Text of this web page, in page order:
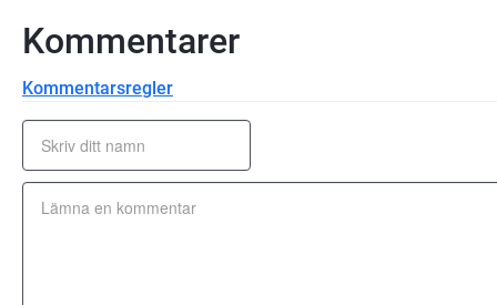
Kommentarsregler
Kommentarer